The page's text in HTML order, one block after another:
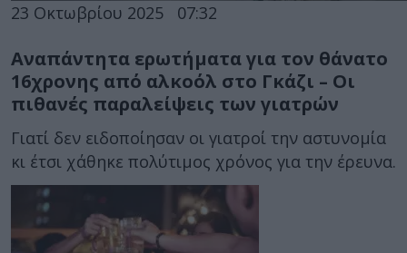
23 Οκτωβρίου 2025 07:32
Αναπάντητα ερωτήματα για τον θάνατο
16χρονης από αλκοόλ στο Γκάζι – Οι
πιθανές παραλείψεις των γιατρών
Γιατί δεν ειδοποίησαν οι γιατροί την αστυνομία
κι έτσι χάθηκε πολύτιμος χρόνος για την έρευνα.